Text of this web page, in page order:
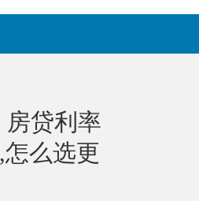
房贷利率
怎么选更